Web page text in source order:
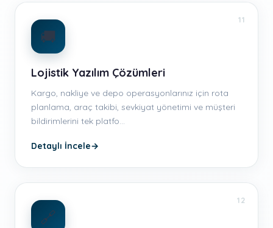
11
🚚
Lojistik Yazılım Çözümleri
Kargo, nakliye ve depo operasyonlarınız için rota
planlama, araç takibi, sevkiyat yönetimi ve müşteri
bildirimlerini tek platfo…
Detaylı İncele→
12
🔗